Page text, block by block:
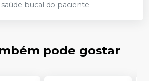
bucal do paciente
pode gostar